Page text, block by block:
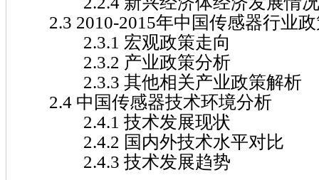
2.3 2010-2015年中国传感器行业政
2.3.1 宏观政策走向
2.3.2 产业政策分析
2.3.3 其他相关产业政策解析
2.4 中国传感器技术环境分析
2.4.1 技术发展现状
2.4.2 国内外技术水平对比
2.4.3 技术发展趋势